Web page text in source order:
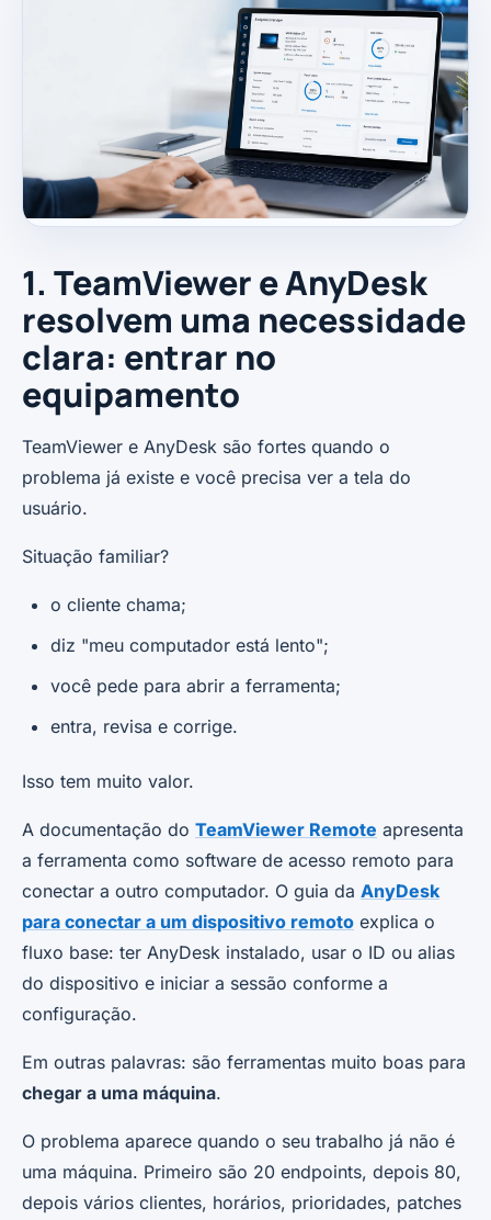
1. TeamViewer e AnyDesk
resolvem uma necessidade
clara: entrar no
equipamento
TeamViewer e AnyDesk são fortes quando o
problema já existe e você precisa ver a tela do
usuário.
Situação familiar?
o cliente chama;
diz "meu computador está lento";
você pede para abrir a ferramenta;
entra, revisa e corrige.
Isso tem muito valor.
A documentação do TeamViewer Remote apresenta
a ferramenta como software de acesso remoto para
conectar a outro computador. O guia da AnyDesk
para conectar a um dispositivo remoto explica o
fluxo base: ter AnyDesk instalado, usar o ID ou alias
do dispositivo e iniciar a sessão conforme a
configuração.
Em outras palavras: são ferramentas muito boas para
chegar a uma máquina.
O problema aparece quando o seu trabalho já não é
uma máquina. Primeiro são 20 endpoints, depois 80,
depois vários clientes, horários, prioridades, patches